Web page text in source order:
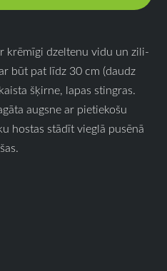
krēmīgi dzeltenu vidu un zili-
būt pat līdz 30 cm (daudz
šķirne, lapas stingras.
augsne ar pietiekošu
hostas stādīt vieglā pusēnā